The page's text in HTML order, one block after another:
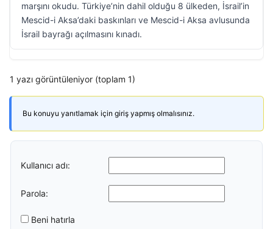
marşını okudu. Türkiye’nin dahil olduğu 8 ülkeden, İsrail’in
Mescid-i Aksa’daki baskınları ve Mescid-i Aksa avlusunda
İsrail bayrağı açılmasını kınadı.
1 yazı görüntüleniyor (toplam 1)
Bu konuyu yanıtlamak için giriş yapmış olmalısınız.
Kullanıcı adı:
Parola:
Beni hatırla